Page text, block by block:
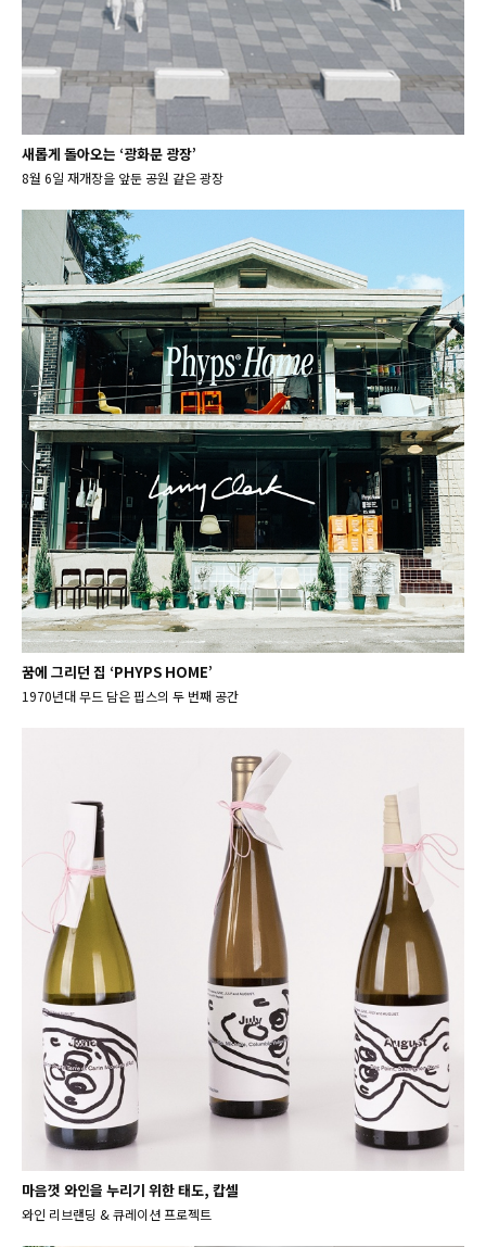
새롭게 돌아오는 ‘광화문 광장’
8월 6일 재개장을 앞둔 공원 같은 광장
꿈에 그리던 집 ‘PHYPS HOME’
1970년대 무드 담은 핍스의 두 번째 공간
마음껏 와인을 누리기 위한 태도, 캅셀
와인 리브랜딩 & 큐레이션 프로젝트